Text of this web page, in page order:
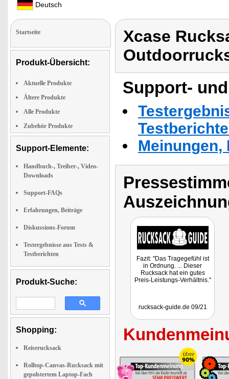
Deutsch
Startseite
Produkt-Übersicht:
Aktuelle Produkte
Ältere Produkte
Alle Produkte
Zubehör Produkte
Support-Elemente:
Handbuch-, Treiber-, Video-
Downloads
Support-FAQs
Erfahrungen, Beiträge
Diskussions-Forum
Testergebnisse aus Tests &
Testberichten
Produkt-Suche:
Shopping:
Reiserucksack
Rolltop-Canvas-Rucksack mit
gepolstertem Laptop-Fach
Xcase
Support-
Fazit: "Das Tragegefühl ist
in Ordnung. ... Dieser
Rucksack hat ein gutes
Preis-Leistungs-Verhältnis."
rucksack-guide.de 09/21